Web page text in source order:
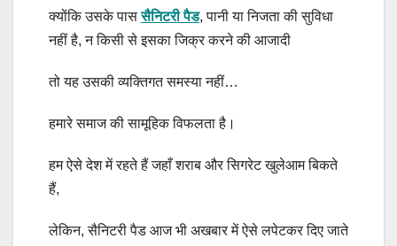
क्योंकि उसके पाससैनिटरी पैड, पानी या निजता की सुविधा
नहीं है, न किसी से इसका जिक्र करने की आजादी
तो यह उसकी व्यक्तिगत समस्या नहीं…
हमारे समाज की सामूहिक विफलता है।
हम ऐसे देश में रहते हैं जहाँ शराब और सिगरेट खुलेआम बिकते
हैं,
लेकिन, सैनिटरी पैड आज भी अखबार में ऐसे लपेटकर दिए जाते